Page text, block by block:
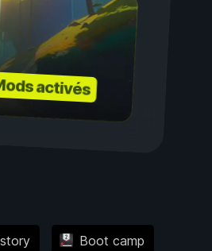
activés
Boot camp